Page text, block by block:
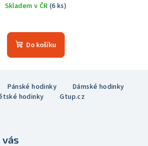
Skladem v ČR (6 ks)
hodnocení
produktu
hvězdiček.
Do košíku
Pánské hodinky
Dámské hodinky
hodinky
Gtup.cz